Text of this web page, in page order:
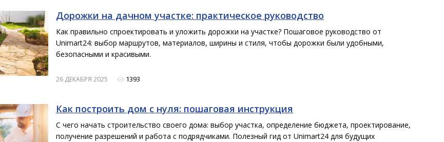
Дорожки на дачном участке: практическое руководство
Как правильно спроектировать и уложить дорожки на участке? Пошаговое руководство от
Unimart24: выбор маршрутов, материалов, ширины и стиля, чтобы дорожки были удобными,
безопасными и красивыми.
26 ДЕКАБРЯ 2025 1393
Как построить дом с нуля: пошаговая инструкция
С чего начать строительство своего дома: выбор участка, определение бюджета, проектирование,
получение разрешений и работа с подрядчиками. Полезный гид от Unimart24 для будущих